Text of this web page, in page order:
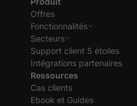
Offres
Fonctionnalités
Secteurs
Support client 5 étoiles
Intégrations partenaires
Ressources
Cas clients
Ebook et Guides